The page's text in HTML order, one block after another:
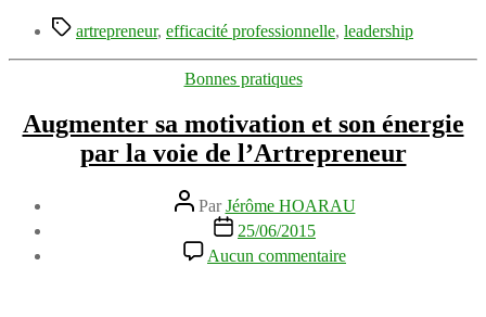
les
Étiquettes
artrepreneur, efficacité professionnelle, leadership
Catégories
Bonnes pratiques
Augmenter sa motivation et son énergie
par la voie de l’Artrepreneur
Auteur
de
l’article
ParJérôme HOARAU
Date
l’article
25/06/2015
Aucun commentaire
Augmenter